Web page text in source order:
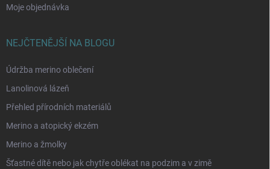
Moje objednávka
NEJČTENĚJŠÍ NA BLOGU
Údržba merino oblečení
Lanolinová lázeň
Přehled přírodních materiálů
Merino a atopický ekzém
Merino a žmolky
Šťastné dítě nebo jak chytře oblékat na podzim a v zimě